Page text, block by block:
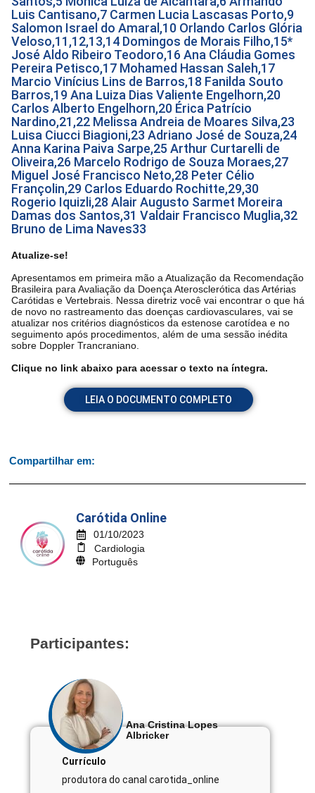
Luis Cantisano,7 Carmen Lucia Lascasas Porto,9
Salomon Israel do Amaral,10 Orlando Carlos Glória
Veloso,11,12,13,14 Domingos de Morais Filho,15*
José Aldo Ribeiro Teodoro,16 Ana Cláudia Gomes
Pereira Petisco,17 Mohamed Hassan Saleh,17
Marcio Vinícius Lins de Barros,18 Fanilda Souto
Barros,19 Ana Luiza Dias Valiente Engelhorn,20
Carlos Alberto Engelhorn,20 Érica Patrício
Nardino,21,22 Melissa Andreia de Moares Silva,23
Luisa Ciucci Biagioni,23 Adriano José de Souza,24
Anna Karina Paiva Sarpe,25 Arthur Curtarelli de
Oliveira,26 Marcelo Rodrigo de Souza Moraes,27
Miguel José Francisco Neto,28 Peter Célio
Françolin,29 Carlos Eduardo Rochitte,29,30
Rogerio Iquizli,28 Alair Augusto Sarmet Moreira
Damas dos Santos,31 Valdair Francisco Muglia,32
Bruno de Lima Naves33
Atualize-se!
Apresentamos em primeira mão a Atualização da Recomendação
Brasileira para Avaliação da Doença Aterosclerótica das Artérias
Carótidas e Vertebrais. Nessa diretriz você vai encontrar o que há
de novo no rastreamento das doenças cardiovasculares, vai se
atualizar nos critérios diagnósticos da estenose carotídea e no
seguimento após procedimentos, além de uma sessão inédita
sobre Doppler Trancraniano.
Clique no link abaixo para acessar o texto na íntegra.
LEIA O DOCUMENTO COMPLETO
Compartilhar em:
Carótida Online
01/10/2023
Cardiologia
Português
Participantes:
Ana Cristina Lopes
Albricker
Currículo
produtora do canal carotida_online